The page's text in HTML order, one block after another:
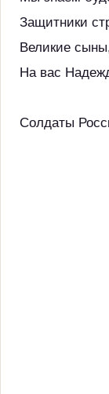
Защитники
Великие
На вас
Солдаты